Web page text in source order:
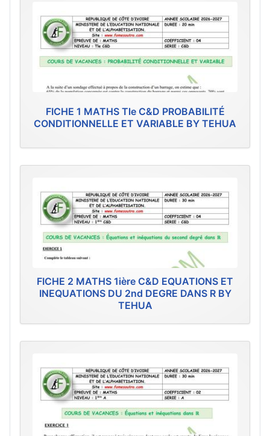
FICHE 1 MATHS Tle C&D PROBABILITÉ
CONDITIONNELLE ET VARIABLE BY TEHUA
FICHE 2 MATHS 1ière C&D EQUATIONS ET
INEQUATIONS DU 2nd DEGRE DANS R BY
TEHUA